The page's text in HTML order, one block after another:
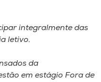
integralmente das
letivo.
da
em estágio Fora de